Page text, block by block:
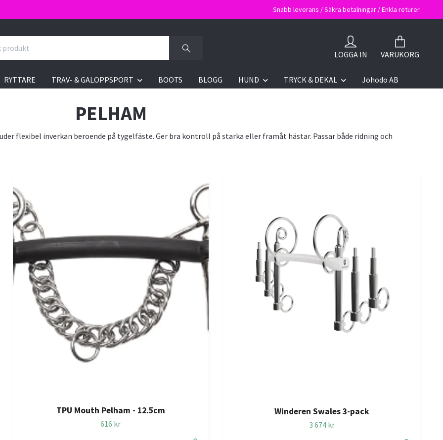
Snabb leverans / Säkra betalningar / Enkla returer
LOGGA IN VARUKORG
RYTTARE TRAV- & GALOPPSPORT BOOTS BLOGG HUND TRYCK & DEKAL Johodo AB
PELHAM
flexibel inverkan beroende på tygelfäste. Ger bra kontroll på starka eller framåt hästar. Passar både ridning och
TPU Mouth Pelham - 12.5cm
616 kr
Winderen Swales 3-pack
3 674 kr